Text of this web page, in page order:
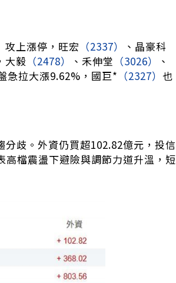
攻上漲停，旺宏 （2337）
、晶豪科
大毅 （2478） 、禾伸堂 （3026）
、
急拉大漲9.62%，國巨* （2327） 也
歧。外資仍買超102.82億元，投信
檔震盪下避險與調節力道升溫，短